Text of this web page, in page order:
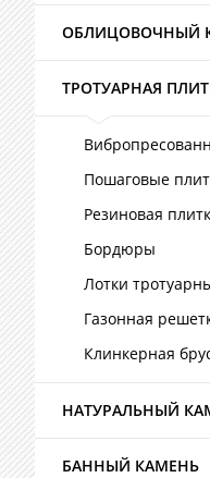
ОБЛИЦОВОЧНЫЙ
ТРОТУАРНАЯ
Пошаговые
Резиновая
Бордюры
Лотки
Газонная
Клинкерная
НАТУРАЛЬНЫЙ
БАННЫЙ КАМЕНЬ